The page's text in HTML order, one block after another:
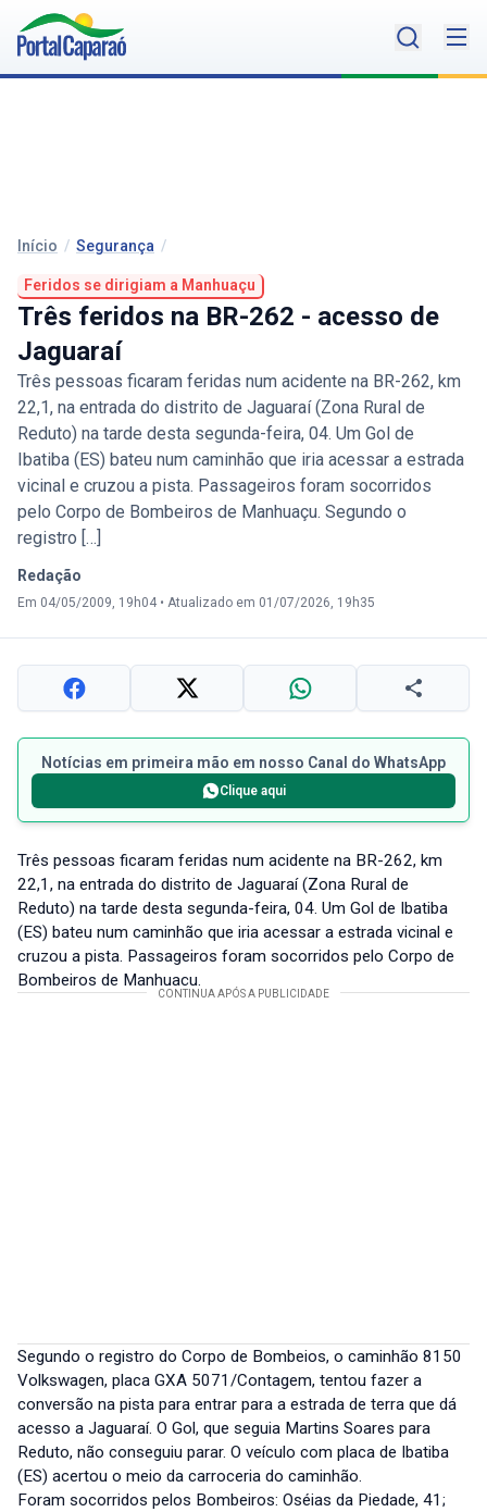
Início / Segurança /
Feridos se dirigiam a Manhuaçu
Três feridos na BR-262 - acesso de
Jaguaraí
Três pessoas ficaram feridas num acidente na BR-262, km
22,1, na entrada do distrito de Jaguaraí (Zona Rural de
Reduto) na tarde desta segunda-feira, 04. Um Gol de
Ibatiba (ES) bateu num caminhão que iria acessar a estrada
vicinal e cruzou a pista. Passageiros foram socorridos
pelo Corpo de Bombeiros de Manhuaçu. Segundo o
registro […]
Redação
Em 04/05/2009, 19h04 • Atualizado em 01/07/2026, 19h35
Notícias em primeira mão em nosso Canal do WhatsApp
Clique aqui
Três pessoas ficaram feridas num acidente na BR-262, km
22,1, na entrada do distrito de Jaguaraí (Zona Rural de
Reduto) na tarde desta segunda-feira, 04. Um Gol de Ibatiba
(ES) bateu num caminhão que iria acessar a estrada vicinal e
cruzou a pista. Passageiros foram socorridos pelo Corpo de
Bombeiros de Manhuaçu.
Segundo o registro do Corpo de Bombeios, o caminhão 8150
Volkswagen, placa GXA 5071/Contagem, tentou fazer a
conversão na pista para entrar para a estrada de terra que dá
acesso a Jaguaraí. O Gol, que seguia Martins Soares para
Reduto, não conseguiu parar. O veículo com placa de Ibatiba
(ES) acertou o meio da carroceria do caminhão.
Foram socorridos pelos Bombeiros: Oséias da Piedade, 41;